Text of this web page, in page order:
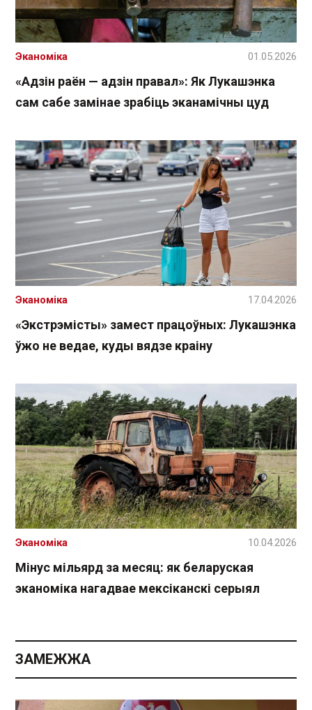
«Адзін раён — адзін правал»: Як Лукашэнка
сам сабе замінае зрабіць эканамічны цуд
Эканоміка 01.05.2026
«Экстрэмісты» замест працоўных: Лукашэнка
ўжо не ведае, куды вядзе краіну
Эканоміка 17.04.2026
Мінус мільярд за месяц: як беларуская
эканоміка нагадвае мексіканскі серыял
Эканоміка 10.04.2026
ЗАМЕЖЖА